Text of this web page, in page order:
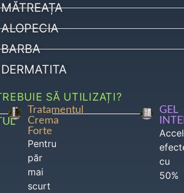
SĂ UTILIZAȚI?
Tratamentul
Crema
Forte
Pentru
păr
mai
scurt
GEL
cu
50%